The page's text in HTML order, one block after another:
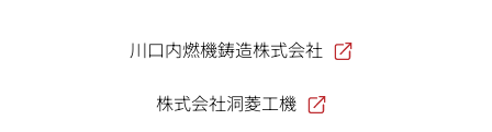
川口内燃機鋳造株式会社
株式会社洞菱工機